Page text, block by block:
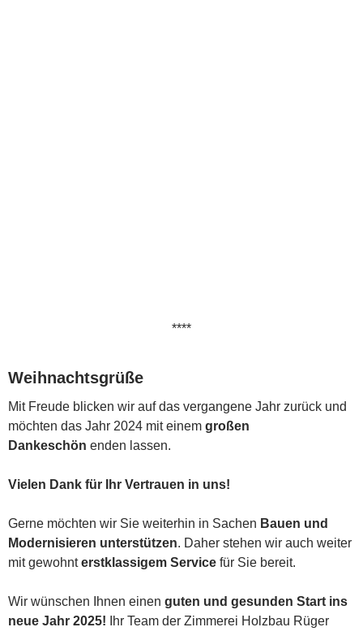
****
Weihnachtsgrüße
Mit Freude blicken wir auf das vergangene Jahr zurück und
möchten das Jahr 2024 mit einem großen
Dankeschön enden lassen.
Vielen Dank für Ihr Vertrauen in uns!
Gerne möchten wir Sie weiterhin in Sachen Bauen und
Modernisieren unterstützen. Daher stehen wir auch weiter
mit gewohnterstklassigem Service für Sie bereit.
Wir wünschen Ihnen einen guten und gesunden Start ins
neue Jahr 2025!
Ihr Team der Zimmerei Holzbau Rüger